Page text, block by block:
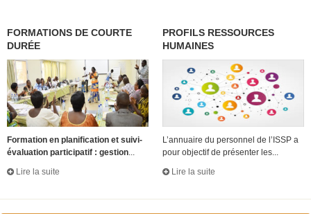
FORMATIONS DE COURTE
DURÉE
Formation en planification et suivi-
évaluation participatif : gestion...
Lire la suite
PROFILS RESSOURCES
HUMAINES
L’annuaire du personnel de l’ISSP a
pour objectif de présenter les...
Lire la suite